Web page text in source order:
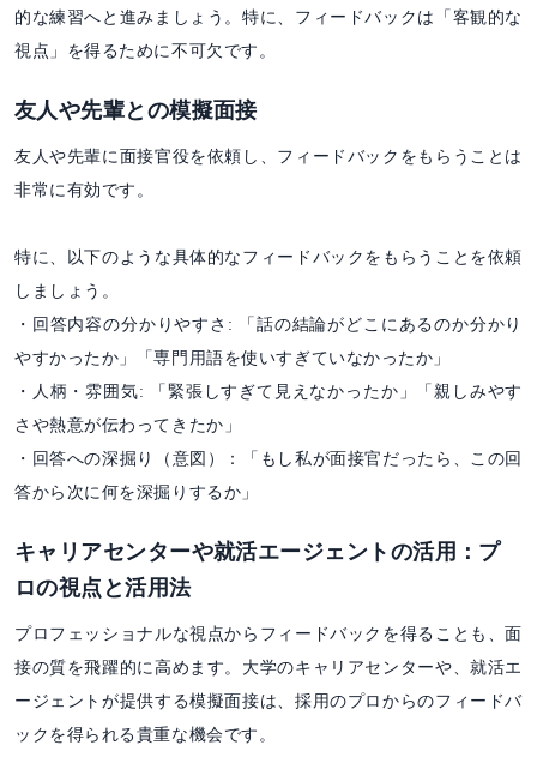
的な練習へと進みましょう。特に、フィードバックは「客観的な
視点」を得るために不可欠です。
友人や先輩との模擬面接
友人や先輩に面接官役を依頼し、フィードバックをもらうことは
非常に有効です。
特に、以下のような具体的なフィードバックをもらうことを依頼
しましょう。
・回答内容の分かりやすさ: 「話の結論がどこにあるのか分かり
やすかったか」「専門用語を使いすぎていなかったか」
・人柄・雰囲気: 「緊張しすぎて見えなかったか」「親しみやす
さや熱意が伝わってきたか」
・回答への深掘り（意図）：「もし私が面接官だったら、この回
答から次に何を深掘りするか」
キャリアセンターや就活エージェントの活用：プ
ロの視点と活用法
プロフェッショナルな視点からフィードバックを得ることも、面
接の質を飛躍的に高めます。大学のキャリアセンターや、就活エ
ージェントが提供する模擬面接は、採用のプロからのフィードバ
ックを得られる貴重な機会です。